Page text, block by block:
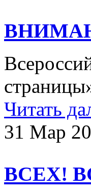
Читать
31 Мар
ВСЕХ!